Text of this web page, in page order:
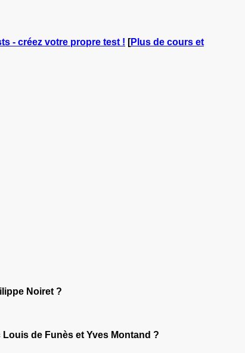
- créez votre propre test ! [Plus de cours et
Noiret ?
de Funès et Yves Montand ?